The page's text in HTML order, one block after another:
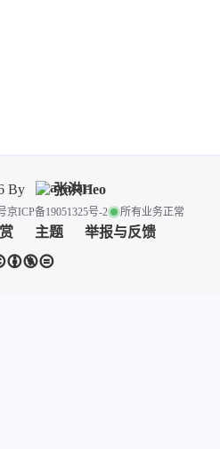
By 张洪Heo
京ICP备19051325号-2 所有业务正常
主题 举报与反馈